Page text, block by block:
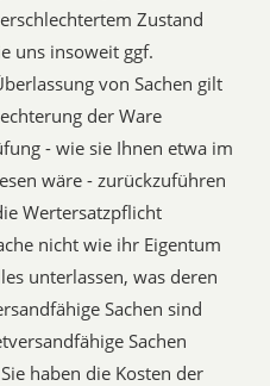
Zustand
uns insoweit ggf.
von Sachen gilt
der Ware
- wie sie Ihnen etwa im
wäre - zurückzuführen
Wertersatzpflicht
nicht wie ihr Eigentum
unterlassen, was deren
Sachen sind
Sachen
haben die Kosten der